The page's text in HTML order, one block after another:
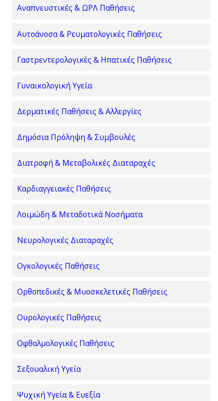
Αναπνευστικές & ΩΡΛ Παθήσεις
Αυτοάνοσα & Ρευματολογικές Παθήσεις
Γαστρεντερολογικές & Ηπατικές Παθήσεις
Γυναικολογική Υγεία
Δερματικές Παθήσεις & Αλλεργίες
Δημόσια Πρόληψη & Συμβουλές
Διατροφή & Μεταβολικές Διαταραχές
Καρδιαγγειακές Παθήσεις
Λοιμώδη & Μεταδοτικά Νοσήματα
Νευρολογικές Διαταραχές
Ογκολογικές Παθήσεις
Ορθοπεδικές & Μυοσκελετικές Παθήσεις
Ουρολογικές Παθήσεις
Οφθαλμολογικές Παθήσεις
Σεξουαλική Υγεία
Ψυχική Υγεία & Ευεξία